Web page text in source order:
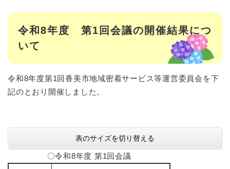
令和8年度 第1回会議の開催結果につ
いて
令和8年度第1回香美市地域密着サービス等運営委員会を下
記のとおり開催しました。
表のサイズを切り替える
〇令和8年度 第1回会議